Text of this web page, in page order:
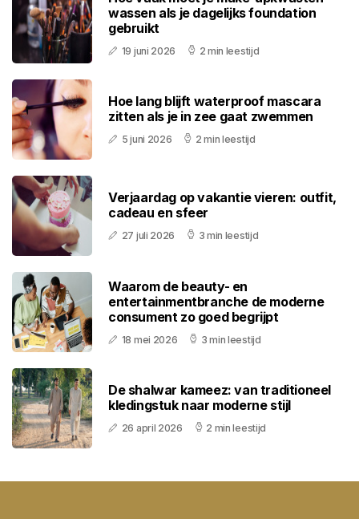
wassen als je dagelijks foundation
gebruikt
19 juni 2026 2 min leestijd
Hoe lang blijft waterproof mascara
zitten als je in zee gaat zwemmen
5 juni 2026 2 min leestijd
Verjaardag op vakantie vieren: outfit,
cadeau en sfeer
27 juli 2026 3 min leestijd
Waarom de beauty- en
entertainmentbranche de moderne
consument zo goed begrijpt
18 mei 2026 3 min leestijd
De shalwar kameez: van traditioneel
kledingstuk naar moderne stijl
26 april 2026 2 min leestijd